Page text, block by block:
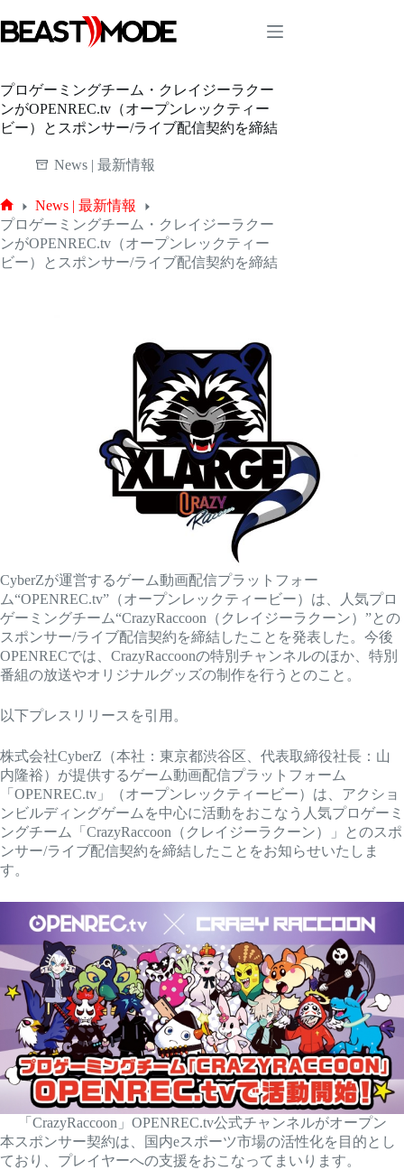
ン
テ
ツ
へ
ス
プロゲーミングチーム・クレイジーラクー
ンがOPENREC.tv（オープンレックティー
ビー）とスポンサー/ライブ配信契約を締結
News | 最新情報
ホ
ー
ム
News | 最新情報
プロゲーミングチーム・クレイジーラクー
ンがOPENREC.tv（オープンレックティー
ビー）とスポンサー/ライブ配信契約を締結
CyberZが運営するゲーム動画配信プラットフォー
ム“OPENREC.tv”（オープンレックティービー）は、人気プロ
ゲーミングチーム“CrazyRaccoon（クレイジーラクーン）”との
スポンサー/ライブ配信契約を締結したことを発表した。今後
OPENRECでは、CrazyRaccoonの特別チャンネルのほか、特別
番組の放送やオリジナルグッズの制作を行うとのこと。
以下プレスリリースを引用。
株式会社CyberZ（本社：東京都渋谷区、代表取締役社長：山
内隆裕）が提供するゲーム動画配信プラットフォーム
「OPENREC.tv」（オープンレックティービー）は、アクショ
ンビルディングゲームを中心に活動をおこなう人気プロゲーミ
ングチーム「CrazyRaccoon（クレイジーラクーン）」とのスポ
ンサー/ライブ配信契約を締結したことをお知らせいたしま
す。
「CrazyRaccoon」OPENREC.tv公式チャンネルがオープン
本スポンサー契約は、国内eスポーツ市場の活性化を目的とし
ており、プレイヤーへの支援をおこなってまいります。